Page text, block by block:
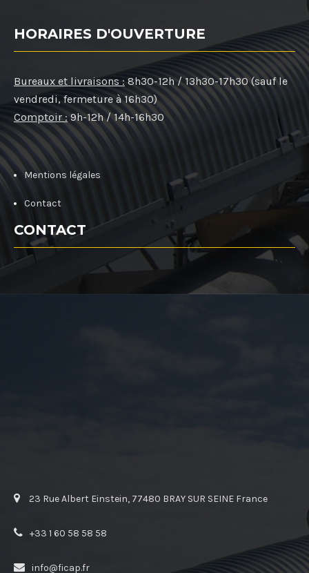
HORAIRES D'OUVERTURE
Bureaux et livraisons : 8h30-12h / 13h30-17h30 (sauf le
vendredi, fermeture à 16h30)
Comptoir : 9h-12h / 14h-16h30
Mentions légales
Contact
CONTACT
23 Rue Albert Einstein, 77480 BRAY SUR SEINE France
+33 1 60 58 58 58
info@ficap.fr